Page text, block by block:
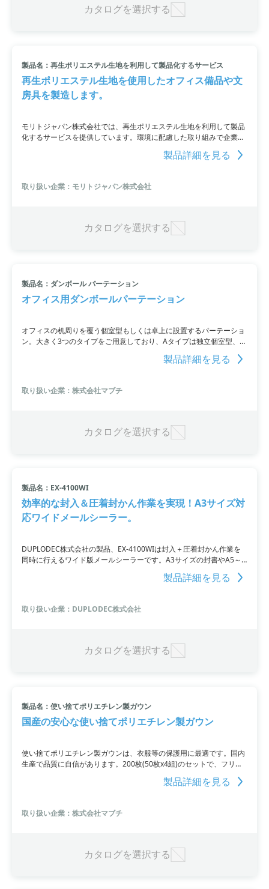
カタログを選択する
製品名：再生ポリエステル生地を利用して製品化するサービス
再生ポリエステル生地を使用したオフィス備品や文
房具を製造します。
モリトジャパン株式会社では、再生ポリエステル生地を利用して製品
化するサービスを提供しています。環境に配慮した取り組みで企業イ
メージをアップすることが可能。また、再生ポリエステル生地だけで
なく、コイルファスナーやテープなどの副資材にも使用することがで
サイクルに関する認証を取得した材料メーカーや縫製工場にて商品を
製造しているのが特徴。私たちのOEM事例には、ミニコンテナバッ
製品詳細を見る
取り扱い企業：モリトジャパン株式会社
カタログを選択する
製品名：ダンボール パーテーション
オフィス用ダンボールパーテーション
オフィスの机周りを覆う個室型もしくは卓上に設置するパーテーショ
ン。大きく3つのタイプをご用意しており、Aタイプは独立個室型、B
タイプは卓上個室型、Cタイプは卓上簡易型です。AタイプとBタイプ
にはコーナー止めが天面用に2個入っています。弊社規格品に加え
や各面の窓数は変更できません。
製品詳細を見る
取り扱い企業：株式会社マブチ
カタログを選択する
製品名：EX-4100WI
効率的な封入＆圧着封かん作業を実現！A3サイズ対
応ワイドメールシーラー。
DUPLODEC株式会社の製品、EX-4100WIは封入＋圧着封かん作業を
同時に行えるワイド版メールシーラーです。A3サイズの封書やA5～
B5サイズの用紙を効率的に処理することができます。高速処理で
2,000通の封入を行い、静粛性を追求したサイレントモードも搭載。
て保護することができます。
製品詳細を見る
取り扱い企業：DUPLODEC株式会社
カタログを選択する
製品名：使い捨てポリエチレン製ガウン
国産の安心な使い捨てポリエチレン製ガウン
使い捨てポリエチレン製ガウンは、衣服等の保護用に最適です。国内
生産で品質に自信があります。200枚(50枚x4組)のセットで、フリー
サイズのサイズサンプルも確認が可能。業務用のため簡易包装です。
他にもフェイスシールドマスクや使い捨てポリ手袋、使い捨てポリエ
製品詳細を見る
取り扱い企業：株式会社マブチ
カタログを選択する